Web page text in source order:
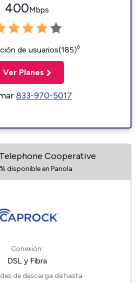
400Mbps
de usuarios(185)◊
Ver Planes
833-970-5017
Cooperative
disponible en Panola
Conexión:
DSL y Fibra
de descarga de hasta